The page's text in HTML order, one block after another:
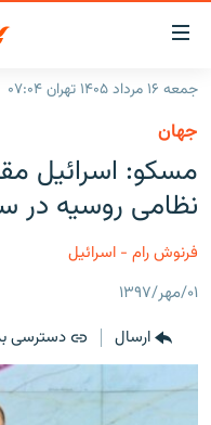
لینک‌های
قابلیت
دسترسی
بازگشت
منوی
اصلی
رفتن
صفحه
جهان
فرکانس‌ها
پادکست
چندرسانه‌ای
گزارش‌های تصویری
گزارش‌های ویدئویی
زنان فردا
English
جمعه ۱۶ مرداد ۱۴۰۵ تهران ۰۷:۰۴
جهان
مسکو: اسرائیل
نظامی روسیه در
فرنوش رام - اسرائیل
۰۱/مهر/۱۳۹۷
ارسال
دسترسی